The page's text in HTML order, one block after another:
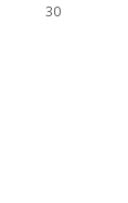
30